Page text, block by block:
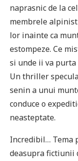
naprasnic de la
membrele
lor inainte ca
estompeze. Ce
si unde ii va purta
Un thriller
senin a unui
conduce o
neasteptate.
Incredibil… Tema
deasupra fictiunii